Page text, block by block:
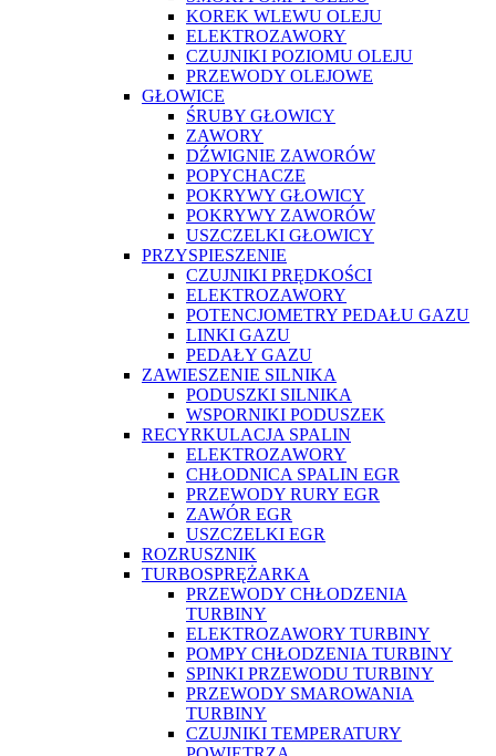
KOREK WLEWU OLEJU
ELEKTROZAWORY
CZUJNIKI POZIOMU OLEJU
PRZEWODY OLEJOWE
GŁOWICE
ŚRUBY GŁOWICY
ZAWORY
DŹWIGNIE ZAWORÓW
POPYCHACZE
POKRYWY GŁOWICY
POKRYWY ZAWORÓW
USZCZELKI GŁOWICY
PRZYSPIESZENIE
CZUJNIKI PRĘDKOŚCI
ELEKTROZAWORY
POTENCJOMETRY PEDAŁU GAZU
LINKI GAZU
PEDAŁY GAZU
ZAWIESZENIE SILNIKA
PODUSZKI SILNIKA
WSPORNIKI PODUSZEK
RECYRKULACJA SPALIN
ELEKTROZAWORY
CHŁODNICA SPALIN EGR
PRZEWODY RURY EGR
ZAWÓR EGR
USZCZELKI EGR
ROZRUSZNIK
TURBOSPRĘŻARKA
PRZEWODY CHŁODZENIA
TURBINY
ELEKTROZAWORY TURBINY
POMPY CHŁODZENIA TURBINY
SPINKI PRZEWODU TURBINY
PRZEWODY SMAROWANIA
TURBINY
CZUJNIKI TEMPERATURY